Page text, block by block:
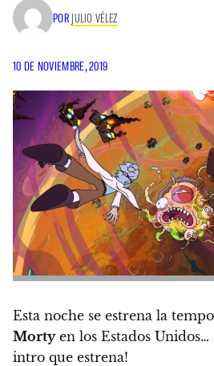
POR JULIO VÉLEZ
10 DE NOVIEMBRE, 2019
Esta noche se estrena la
Mortyen los Estados Unidos…
intro que estrena!